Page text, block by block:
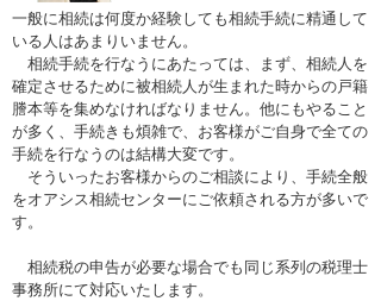
一般に相続は何度か経験しても相続手続に精通して
いる人はあまりいません。
相続手続を行なうにあたっては、まず、相続人を
確定させるために被相続人が生まれた時からの戸籍
謄本等を集めなければなりません。他にもやること
が多く、手続きも煩雑で、お客様がご自身で全ての
手続を行なうのは結構大変です。
そういったお客様からのご相談により、手続全般
をオアシス相続センターにご依頼される方が多いで
す。
相続税の申告が必要な場合でも同じ系列の税理士
事務所にて対応いたします。